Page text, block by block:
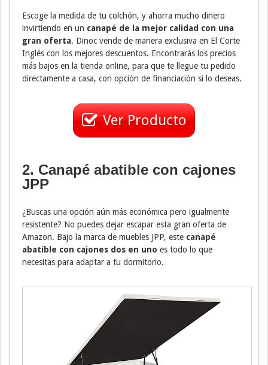
Escoge la medida de tu colchón, y ahorra mucho dinero
invirtiendo en un canapé de la mejor calidad con una
gran oferta. Dinoc vende de manera exclusiva en El Corte
Inglés con los mejores descuentos. Encontrarás los precios
más bajos en la tienda online, para que te llegue tu pedido
directamente a casa, con opción de financiación si lo deseas.
Ver Producto
2. Canapé abatible con cajones
JPP
¿Buscas una opción aún más económica pero igualmente
resistente? No puedes dejar escapar esta gran oferta de
Amazon. Bajo la marca de muebles JPP, este canapé
abatible con cajones dos en uno es todo lo que
necesitas para adaptar a tu dormitorio.